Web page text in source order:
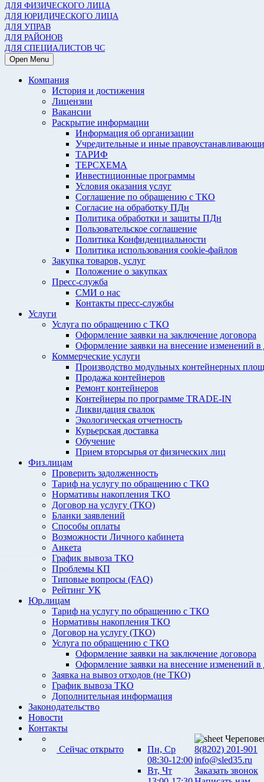
ДЛЯ ФИЗИЧЕСКОГО ЛИЦА
ДЛЯ ЮРИДИЧЕСКОГО ЛИЦА
ДЛЯ УПРАВ
ДЛЯ РАЙОНОВ
ДЛЯ СПЕЦИАЛИСТОВ ЧС
Open Menu
Компания
История и достижения
Лицензии
Вакансии
Раскрытие информации
Информация об организации
Учредительные и иные
ТАРИФ
ТЕРСХЕМА
Инвестиционные программы
Условия оказания услуг
Соглашение по обращению с ТКО
Согласие на обработку ПДн
Политика обработки и защиты ПДн
Пользовательское соглашение
Политика Конфиденциальности
Политика использования cookie-файлов
Закупка товаров, услуг
Положение о закупках
Пресс-служба
СМИ о нас
Контакты пресс-службы
Услуги
Услуга по обращению с ТКО
Оформление заявки на заключение договора
Оформление заявки на внесение изменений в
Коммерческие услуги
Производство модульных контейнерных
Продажа контейнеров
Ремонт контейнеров
Контейнеры по программе TRADE-IN
Ликвидация свалок
Экологическая отчетность
Курьерская доставка
Обучение
Прием вторсырья от физических лиц
Физ.лицам
Проверить задолженность
Тариф на услугу по обращению с ТКО
Нормативы накопления ТКО
Договор на услугу (ТКО)
Бланки заявлений
Способы оплаты
Возможности Личного кабинета
Анкета
График вывоза ТКО
Проблемы КП
Типовые вопросы (FAQ)
Рейтинг УК
Юр.лицам
Тариф на услугу по обращению с ТКО
Нормативы накопления ТКО
Договор на услугу (ТКО)
Услуга по обращению с ТКО
Оформление заявки на заключение договора
Оформление заявки на внесение изменений в
Заявка на вывоз отходов (не ТКО)
График вывоза ТКО
Дополнительная информация
Законодательство
Новости
Контакты
Сейчас открыто
Пн, Ср
08:30-12:00
Вт, Чт
8(8202) 201-901
info@sled35.ru
Заказать звонок